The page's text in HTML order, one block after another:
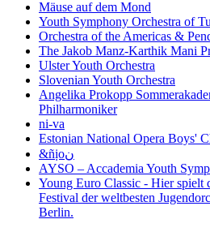
Mäuse auf dem Mond
Youth Symphony Orchestra of
Or­ches­tra of the Ameri­cas &
The Jakob Manz-Karthik Mani
Ulster Youth Or­chestra
Slo­ve­ni­an Youth Orchestra
Angelika Pro­kopp
Philharmoniker
ni-va
Estonian National Opera Boys'
&ñịoن
AYSO – Accademia Youth
Young Euro Classic - Hier spielt
Festival der weltbesten
Berlin.